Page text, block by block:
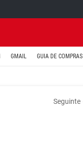
GMAIL GUIA DE COMPRAS
Seguinte